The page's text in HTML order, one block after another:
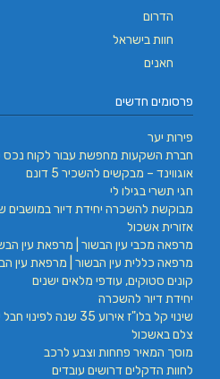
הדרום
חוות בישראל
חאנים
פרסומים חדשים
פירות יער
חברת השקעות מחפשת עבור לקוח נכס
אוגווינד – מבקשים להשכיר 5 דונם
חגי תשרי בגילו לי
מבוקשת להשכרה יחידת דיור במושבים
אזורית אשכול
מרפאה מכבי עין הבשור | מרפאת עין
מרפאה כללית עין הבשור | מרפאת עין
קונים סטוקים, עודפי מלאים ישנים
יחידת דיור להשכרה
שינוי קל בלו"ז אירוע 35 שנה לפינוי חבל ימית וסיני
צלם באשכול
מוסך המאיר פחחות וצבע לרכב
לחוות הדקלים דרושים עובדים